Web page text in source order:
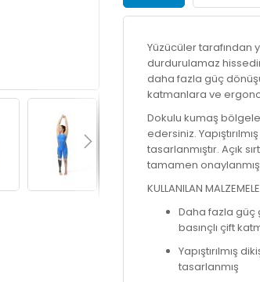
Yüzücüler tarafından
durdurulamaz
daha fazla güç
katmanlara ve
Dokulu kumaş
edersiniz.
tasarlanmıştır. Açık
tamamen
KULLANILAN
Daha fazla güç
basınçlı çift
Yapıştırılmış
tasarlanmış